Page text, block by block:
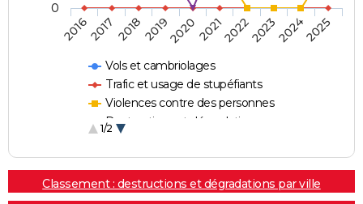
Vols et cambriolages
Trafic et usage de stupéfiants
Violences contre des personnes
Destructions et dégradations
1/2
20162017 20182019202020212022202320242025
0
Classement : destructions et dégradations par ville